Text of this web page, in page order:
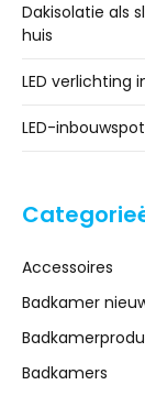
Dakisolatie als
huis
LED verlichting
LED-
Accessoires
Badkamer
Badkamers